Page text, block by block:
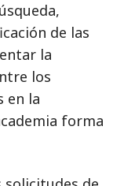
de las
la
los
en la
forma